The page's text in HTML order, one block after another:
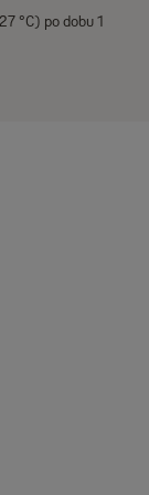
°C) po dobu 1
na